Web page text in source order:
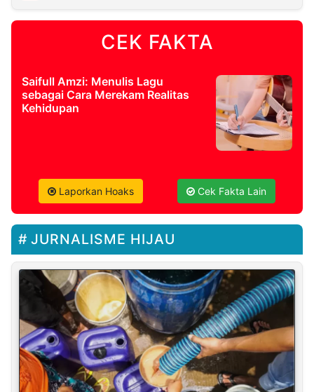
CEK FAKTA
Saifull Amzi: Menulis Lagu
sebagai Cara Merekam Realitas
Kehidupan
Laporkan Hoaks Cek Fakta Lain
JURNALISME HIJAU